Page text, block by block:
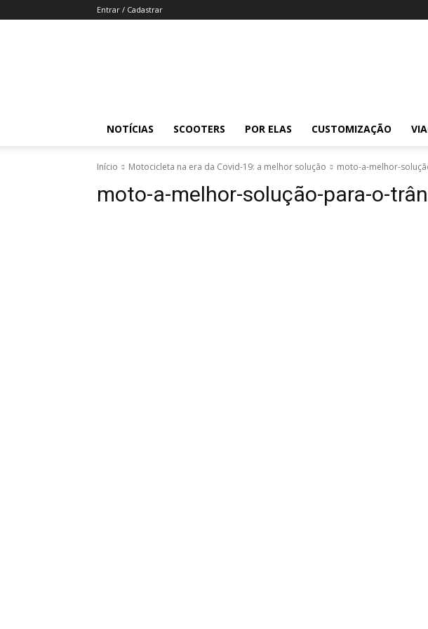
Entrar / Cadastrar
NOTÍCIAS SCOOTERS POR ELAS CUSTOMIZAÇÃO
Início Motocicleta na era da Covid-19: a melhor solução moto-a-melhor-
moto-a-melhor-solução-para-o-